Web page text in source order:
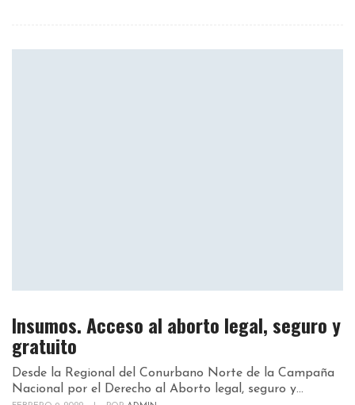
Insumos. Acceso al aborto legal, seguro y
gratuito
Desde la Regional del Conurbano Norte de la Campaña
Nacional por el Derecho al Aborto legal, seguro y...